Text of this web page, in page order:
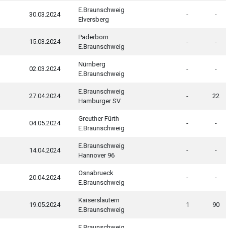
30.03.2024
E.Braunschweig
Elversberg
- -
15.03.2024
Paderborn
E.Braunschweig
- -
02.03.2024
Nürnberg
E.Braunschweig
- -
27.04.2024
E.Braunschweig
Hamburger SV
- 22
04.05.2024
Greuther Fürth
E.Braunschweig
- -
14.04.2024
E.Braunschweig
Hannover 96
- -
20.04.2024
Osnabrueck
E.Braunschweig
- -
19.05.2024
Kaiserslautern
E.Braunschweig
1 90